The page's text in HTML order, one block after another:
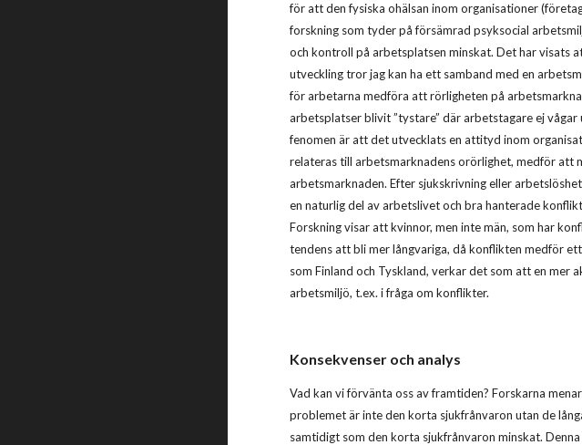
för att den fysiska ohälsan inom organisationer
forskning som tyder på försämrad psyksocial
och kontroll på arbetsplatsen minskat. Det har visats
utveckling tror jag kan ha ett samband med en
för arbetarna medföra att rörligheten på
arbetsplatser blivit ”tystare” där arbetstagare ej
fenomen är att det utvecklats en attityd inom
relateras till arbetsmarknadens orörlighet, medför att
arbetsmarknaden. Efter sjukskrivning eller
en naturlig del av arbetslivet och bra hanterade
Forskning visar att kvinnor, men inte män, som har
tendens att bli mer långvariga, då konflikten medför
som Finland och Tyskland, verkar det som att en mer
arbetsmiljö, t.ex. i fråga om konflikter.
Konsekvenser och analys
Vad kan vi förvänta oss av framtiden? Forskarna
problemet är inte den korta sjukfrånvaron utan de
samtidigt som den korta sjukfrånvaron minskat.